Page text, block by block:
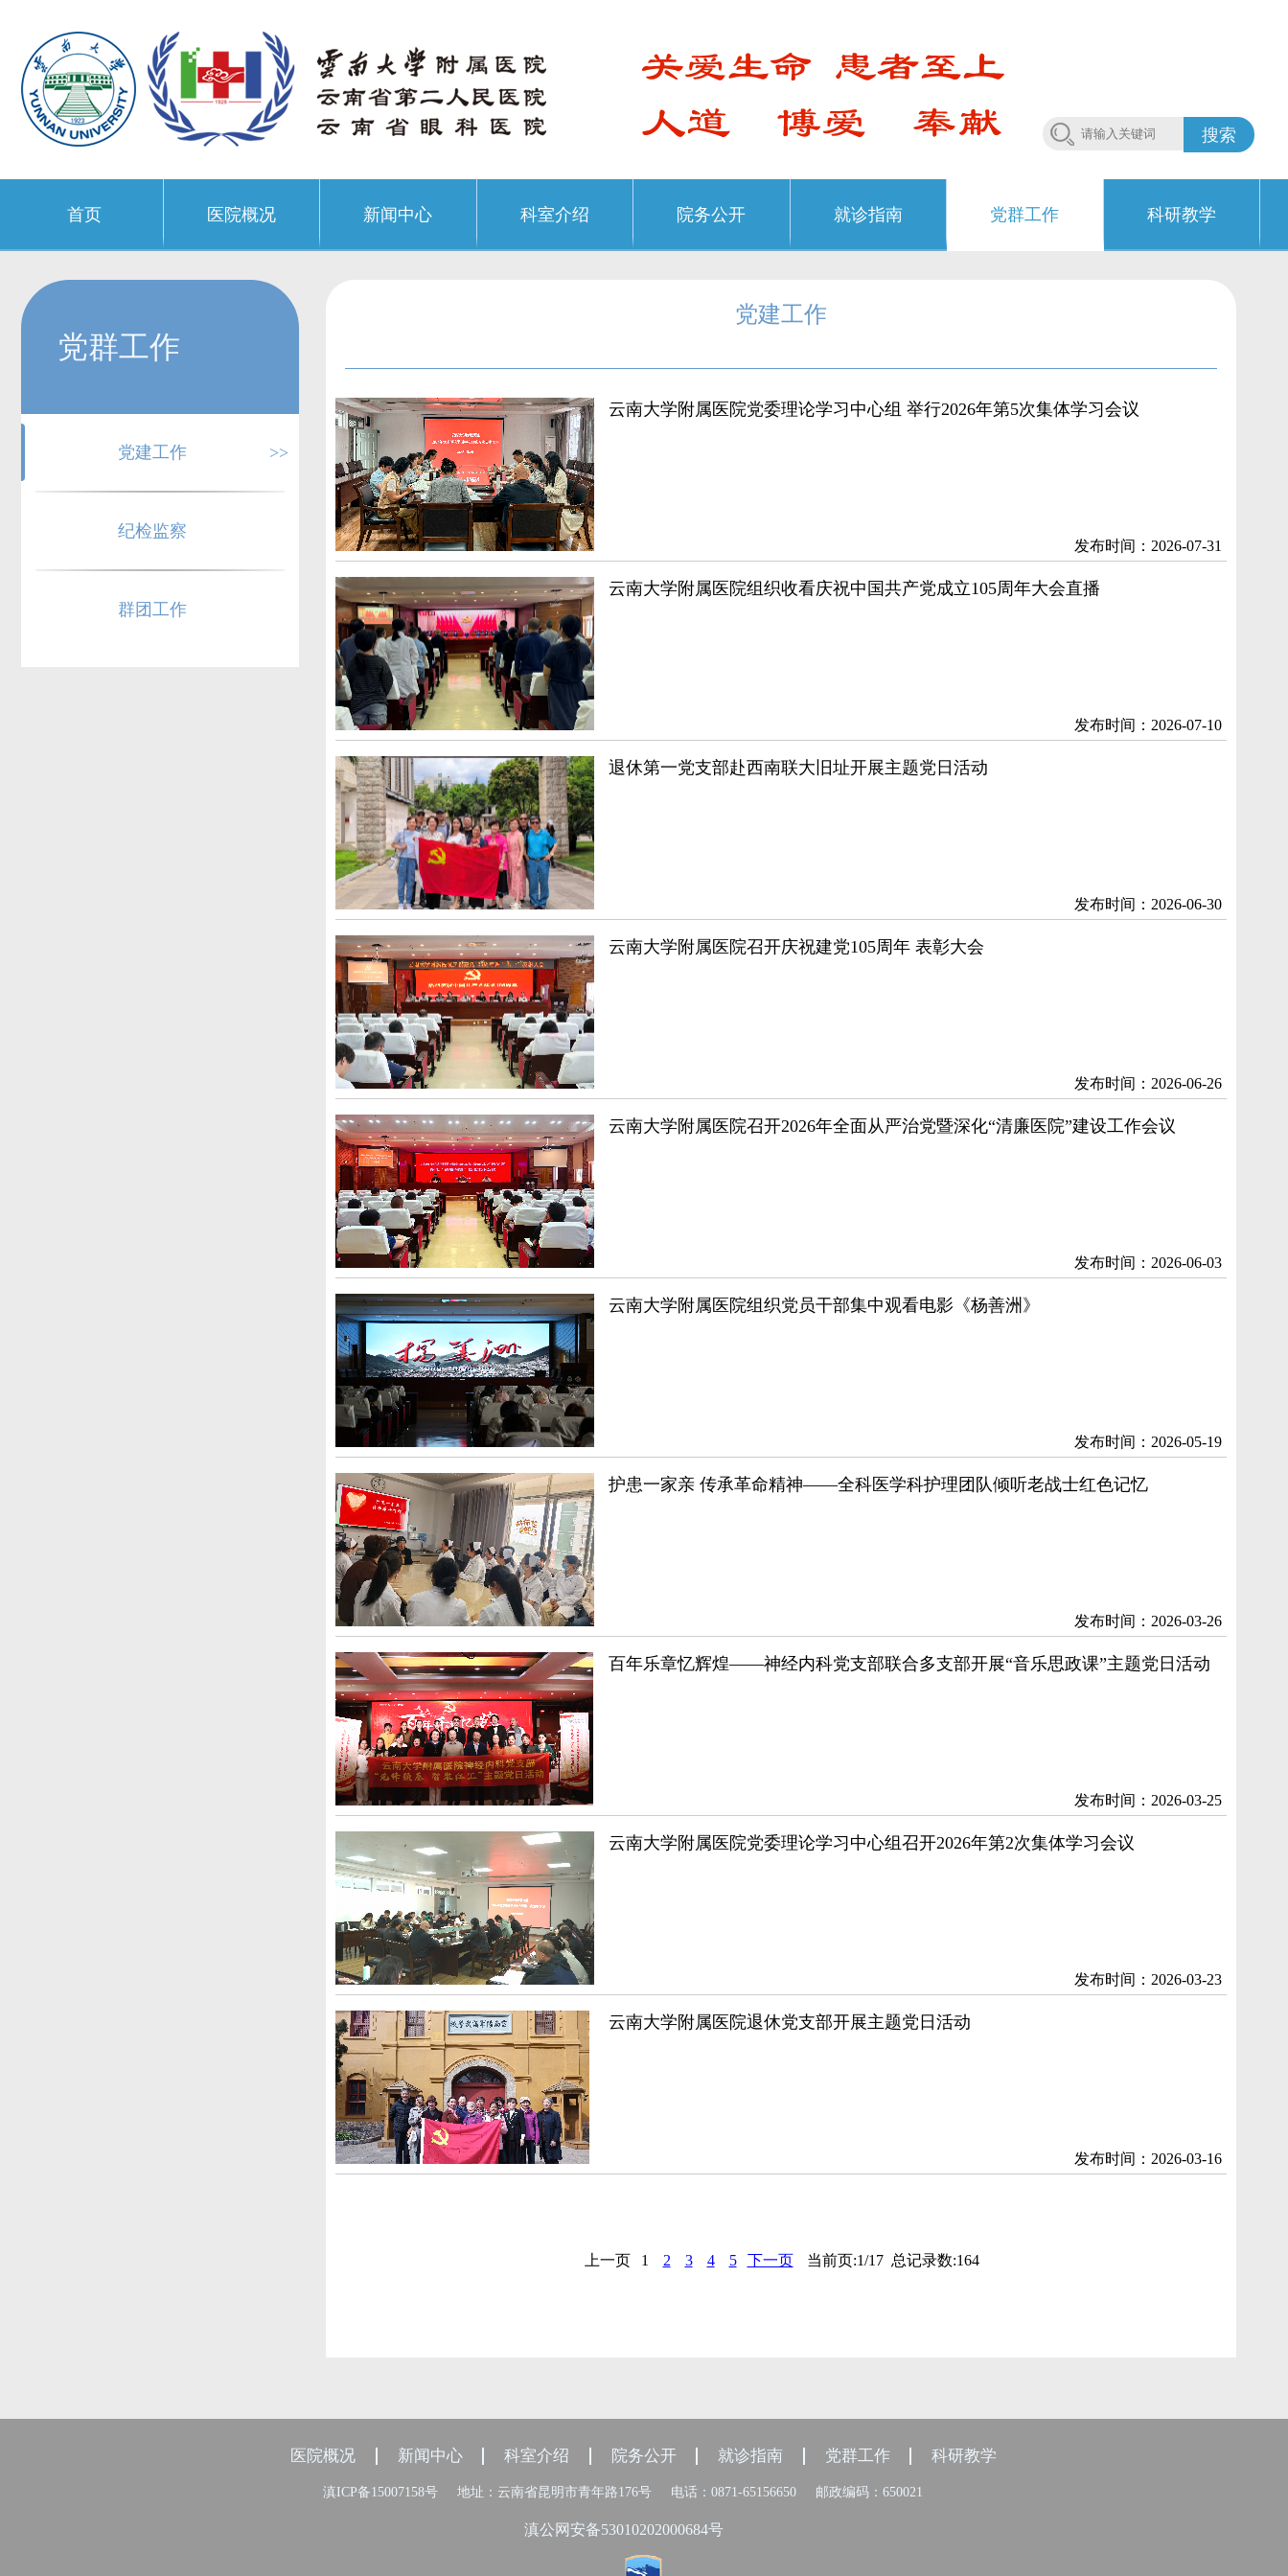
搜索
首页 医院概况 新闻中心 科室介绍 院务公开 就诊指南 党群工作 科研教学
党群工作
党建工作 >>
纪检监察
群团工作
党建工作
云南大学附属医院党委理论学习中心组 举行2026年第5次集体学习会议
发布时间：2026-07-31
云南大学附属医院组织收看庆祝中国共产党成立105周年大会直播
发布时间：2026-07-10
退休第一党支部赴西南联大旧址开展主题党日活动
发布时间：2026-06-30
云南大学附属医院召开庆祝建党105周年 表彰大会
发布时间：2026-06-26
云南大学附属医院召开2026年全面从严治党暨深化“清廉医院”建设工作会议
发布时间：2026-06-03
云南大学附属医院组织党员干部集中观看电影《杨善洲》
发布时间：2026-05-19
护患一家亲 传承革命精神——全科医学科护理团队倾听老战士红色记忆
发布时间：2026-03-26
百年乐章忆辉煌——神经内科党支部联合多支部开展“音乐思政课”主题党日活动
发布时间：2026-03-25
云南大学附属医院党委理论学习中心组召开2026年第2次集体学习会议
发布时间：2026-03-23
云南大学附属医院退休党支部开展主题党日活动
发布时间：2026-03-16
上一页 1 2 3 4 5 下一页 当前页:1/17 总记录数:164
医院概况 新闻中心 科室介绍 院务公开 就诊指南 党群工作 科研教学
滇ICP备15007158号 地址：云南省昆明市青年路176号 电话：0871-65156650 邮政编码：650021
滇公网安备53010202000684号